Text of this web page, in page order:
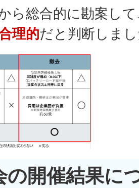
ら総合的に勘案し
理的だと判断しま
の開催結果に